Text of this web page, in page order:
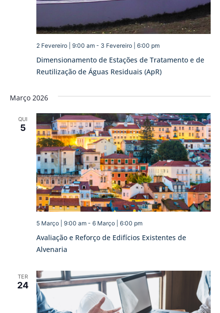
Dimensionamento de Estações de Tratamento e de
Reutilização de Águas Residuais (ApR)
2 Fevereiro | 9:00 am- 3 Fevereiro | 6:00 pm
Março 2026
QUI
5
Avaliação e Reforço de Edifícios Existentes de
Alvenaria
5 Março | 9:00 am- 6 Março | 6:00 pm
TER
24